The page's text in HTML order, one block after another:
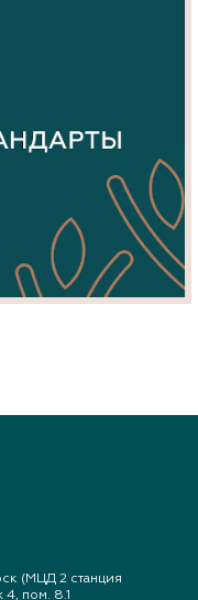
(МЦД 2 станция
пом. 8.1